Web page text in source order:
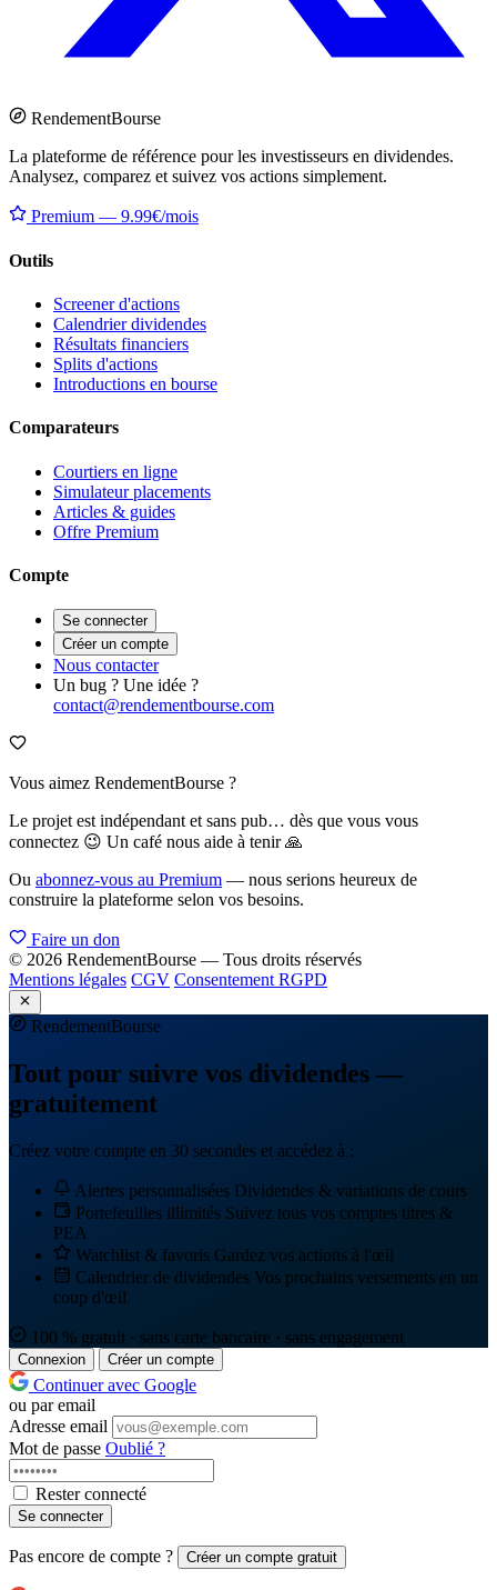
RendementBourse
La plateforme de référence pour les investisseurs en dividendes.
Analysez, comparez et suivez vos actions simplement.
Premium — 9.99€/mois
Outils
Screener d'actions
Calendrier dividendes
Résultats financiers
Splits d'actions
Introductions en bourse
Comparateurs
Courtiers en ligne
Simulateur placements
Articles & guides
Offre Premium
Compte
Se connecter
Créer un compte
Nous contacter
Un bug ? Une idée ?
contact@rendementbourse.com
Vous aimez RendementBourse ?
Le projet est indépendant et sans pub… dès que vous vous
connectez 😉 Un café nous aide à tenir 🙏
Ou abonnez-vous au Premium — nous serions heureux de
construire la plateforme selon vos besoins.
Faire un don
© 2026 RendementBourse — Tous droits réservés
Mentions légales CGV Consentement RGPD
RendementBourse
Tout pour suivre vos dividendes —
gratuitement
Créez votre compte en 30 secondes et accédez à :
Alertes personnalisées Dividendes & variations de cours
Portefeuilles illimités Suivez tous vos comptes titres &
PEA
Watchlist & favoris Gardez vos actions à l'œil
Calendrier de dividendes Vos prochains versements en un
coup d'œil
100 % gratuit · sans carte bancaire · sans engagement
Connexion Créer un compte
Continuer avec Google
ou par email
Adresse email
Mot de passe Oublié ?
Rester connecté
Se connecter
Pas encore de compte ? Créer un compte gratuit